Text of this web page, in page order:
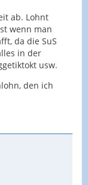
ab. Lohnt
wenn man
da die SuS
in der
usw.
den ich